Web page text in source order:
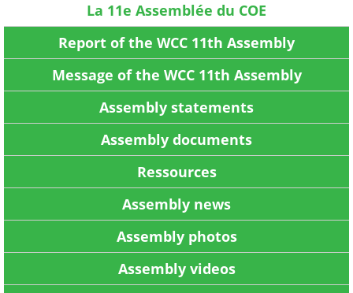
La 11e Assemblée du COE
Report of the WCC 11th Assembly
Message of the WCC 11th Assembly
Assembly statements
Assembly documents
Ressources
Assembly news
Assembly photos
Assembly videos